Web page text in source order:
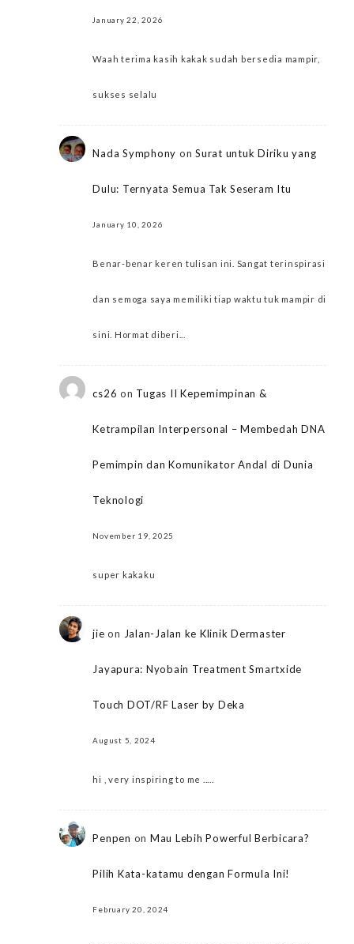
January 22, 2026
Waah terima kasih kakak sudah bersedia mampir,
sukses selalu
Nada Symphony on Surat untuk Diriku yang
Dulu: Ternyata Semua Tak Seseram Itu
January 10, 2026
Benar-benar keren tulisan ini. Sangat terinspirasi
dan semoga saya memiliki tiap waktu tuk mampir di
sini. Hormat diberi...
cs26 on Tugas II Kepemimpinan &
Ketrampilan Interpersonal – Membedah DNA
Pemimpin dan Komunikator Andal di Dunia
Teknologi
November 19, 2025
super kakaku
jie on Jalan-Jalan ke Klinik Dermaster
Jayapura: Nyobain Treatment Smartxide
Touch DOT/RF Laser by Deka
August 5, 2024
hi , very inspiring to me .....
Penpen on Mau Lebih Powerful Berbicara?
Pilih Kata-katamu dengan Formula Ini!
February 20, 2024